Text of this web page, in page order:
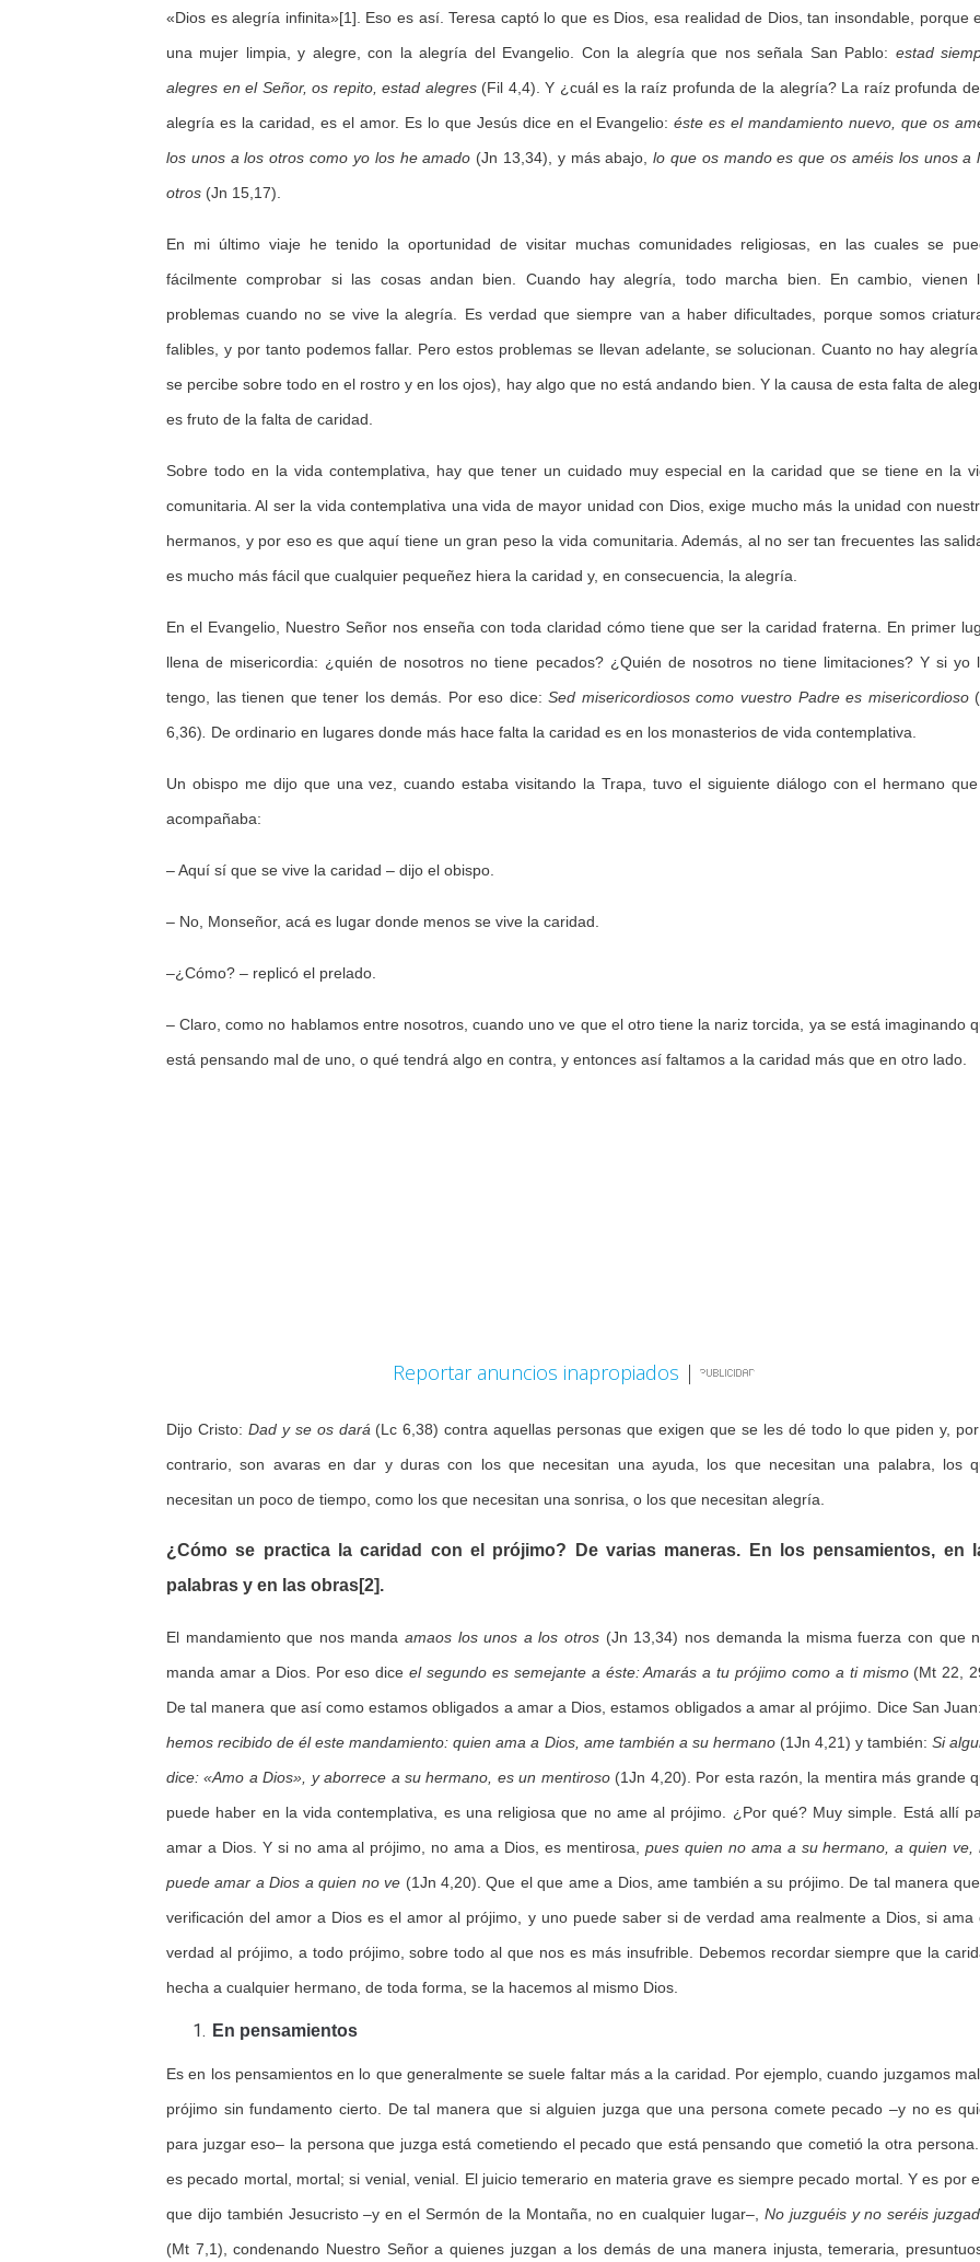
«Dios es alegría infinita»[1]. Eso es así. Teresa captó lo que es Dios, esa realidad de Dios, tan insondable, porque
una mujer limpia, y alegre, con la alegría del Evangelio. Con la alegría que nos señala San Pablo: estad
alegres en el Señor, os repito, estad alegres(Fil 4,4). Y ¿cuál es la raíz profunda de la alegría? La raíz profunda
alegría es la caridad, es el amor. Es lo que Jesús dice en el Evangelio:éste es el mandamiento nuevo, que os
los unos a los otros como yo los he amado (Jn 13,34), y más abajo,lo que os mando es que os améis los unos a
otros (Jn 15,17).
En mi último viaje he tenido la oportunidad de visitar muchas comunidades religiosas, en las cuales se
fácilmente comprobar si las cosas andan bien. Cuando hay alegría, todo marcha bien. En cambio, vienen
problemas cuando no se vive la alegría. Es verdad que siempre van a haber dificultades, porque somos
falibles, y por tanto podemos fallar. Pero estos problemas se llevan adelante, se solucionan. Cuanto no hay
se percibe sobre todo en el rostro y en los ojos), hay algo que no está andando bien. Y la causa de esta falta de
es fruto de la falta de caridad.
Sobre todo en la vida contemplativa, hay que tener un cuidado muy especial en la caridad que se tiene en la
comunitaria. Al ser la vida contemplativa una vida de mayor unidad con Dios, exige mucho más la unidad con
hermanos, y por eso es que aquí tiene un gran peso la vida comunitaria. Además, al no ser tan frecuentes las
es mucho más fácil que cualquier pequeñez hiera la caridad y, en consecuencia, la alegría.
En el Evangelio, Nuestro Señor nos enseña con toda claridad cómo tiene que ser la caridad fraterna. En primer
llena de misericordia: ¿quién de nosotros no tiene pecados? ¿Quién de nosotros no tiene limitaciones? Y si yo
tengo, las tienen que tener los demás. Por eso dice:Sed misericordiosos como vuestro Padre es misericordioso
6,36)
De ordinario en lugares donde más hace falta la caridad es en los monasterios de vida contemplativa.
Un obispo me dijo que una vez, cuando estaba visitando la Trapa, tuvo el siguiente diálogo con el hermano
acompañaba:
– Aquí sí que se vive la caridad – dijo el obispo.
– No, Monseñor, acá es lugar donde menos se vive la caridad.
–¿Cómo? – replicó el prelado.
– Claro, como no hablamos entre nosotros, cuando uno ve que el otro tiene la nariz torcida, ya se está imaginando
está pensando mal de uno, o qué tendrá algo en contra, y entonces así faltamos a la caridad más que en otro lado.
Reportar anuncios inapropiados |
Dijo Cristo: Dad y se os dará (Lc 6,38) contra aquellas personas que exigen que se les dé todo lo que piden y,
contrario, son avaras en dar y duras con los que necesitan una ayuda, los que necesitan una palabra, los
necesitan un poco de tiempo, como los que necesitan una sonrisa, o los que necesitan alegría.
¿Cómo se practica la caridad con el prójimo? De varias maneras. En los pensamientos, en
palabras y en las obras[2].
El mandamiento que nos mandaamaos los unos a los otros (Jn 13,34) nos demanda la misma fuerza con que
manda amar a Dios. Por eso diceel segundo es semejante a éste: Amarás a tu prójimo como a ti mismo(Mt 22,
De tal manera que así como estamos obligados a amar a Dios, estamos obligados a amar al prójimo. Dice San
hemos recibido de él este mandamiento: quien ama a Dios, ame también a su hermano(1Jn 4,21) y también:Si
dice: «Amo a Dios», y aborrece a su hermano, es un mentiroso(1Jn 4,20). Por esta razón, la mentira más grande
puede haber en la vida contemplativa, es una religiosa que no ame al prójimo. ¿Por qué? Muy simple. Está allí
amar a Dios. Y si no ama al prójimo, no ama a Dios, es mentirosa, pues quien no ama a su hermano, a quien ve,
puede amar a Dios a quien no ve (1Jn 4,20). Que el que ame a Dios, ame también a su prójimo. De tal manera
verificación del amor a Dios es el amor al prójimo, y uno puede saber si de verdad ama realmente a Dios, si ama
verdad al prójimo, a todo prójimo, sobre todo al que nos es más insufrible. Debemos recordar siempre que la
hecha a cualquier hermano, de toda forma, se la hacemos al mismo Dios.
En pensamientos
Es en los pensamientos en lo que generalmente se suele faltar más a la caridad. Por ejemplo, cuando juzgamos
prójimo sin fundamento cierto. De tal manera que si alguien juzga que una persona comete pecado –y no es
para juzgar eso– la persona que juzga está cometiendo el pecado que está pensando que cometió la otra
es pecado mortal, mortal; si venial, venial. El juicio temerario en materia grave es siempre pecado mortal. Y es por
que dijo también Jesucristo –y en el Sermón de la Montaña, no en cualquier lugar–, No juzguéis y no seréis
(Mt 7,1), condenando Nuestro Señor a quienes juzgan a los demás de una manera injusta, temeraria,